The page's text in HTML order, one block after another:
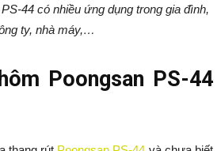
44 có nhiều ứng dụng trong gia đình,
ty, nhà máy,…
Poongsan PS-44